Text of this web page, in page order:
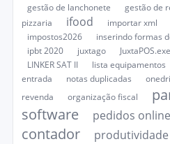
gestão de lanchonete
gestão de
pizzaria
ifood importar xml
impostos2026 inserindo formas
ipbt 2020
juxtago
LINKER SAT II
lista equipamentos
entrada
notas duplicadas
revenda
organização fiscal
software
pedidos online
contador